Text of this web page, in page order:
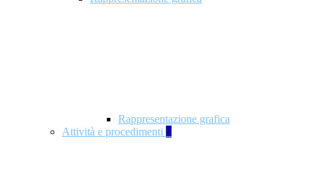
Rappresentazione grafica
Attività e procedimenti 5